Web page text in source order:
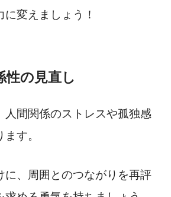
変えましょう！
性の見直し
人間関係のストレスや孤独感
す。
に、周囲とのつながりを再評